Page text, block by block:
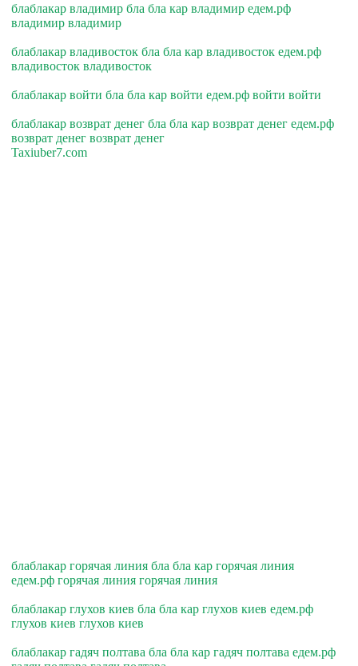
блаблакар владимир бла бла кар владимир едем.рф
владимир владимир
блаблакар владивосток бла бла кар владивосток едем.рф
владивосток владивосток
блаблакар войти бла бла кар войти едем.рф войти войти
блаблакар возврат денег бла бла кар возврат денег едем.рф
возврат денег возврат денег
Taxiuber7.com
блаблакар горячая линия бла бла кар горячая линия
едем.рф горячая линия горячая линия
блаблакар глухов киев бла бла кар глухов киев едем.рф
глухов киев глухов киев
блаблакар гадяч полтава бла бла кар гадяч полтава едем.рф